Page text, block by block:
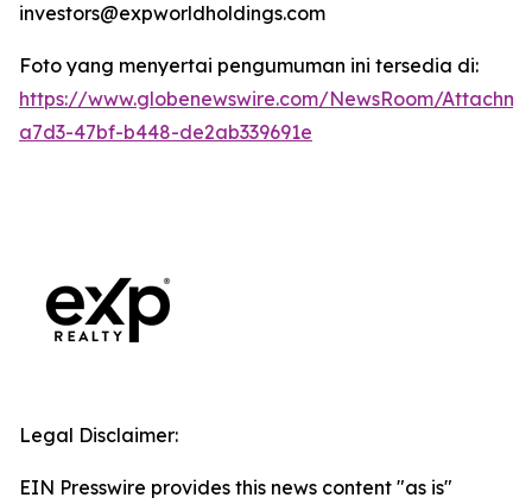
investors@expworldholdings.com
Foto yang menyertai pengumuman ini tersedia di:
https://www.globenewswire.com/NewsRoom/
a7d3-47bf-b448-de2ab339691e
Legal Disclaimer:
EIN Presswire provides this news content "as is"